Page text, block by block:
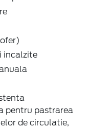
incalzite
pentru pastrarea
de circulatie,